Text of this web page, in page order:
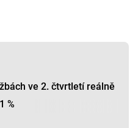
ve 2. čtvrtletí reálně
%